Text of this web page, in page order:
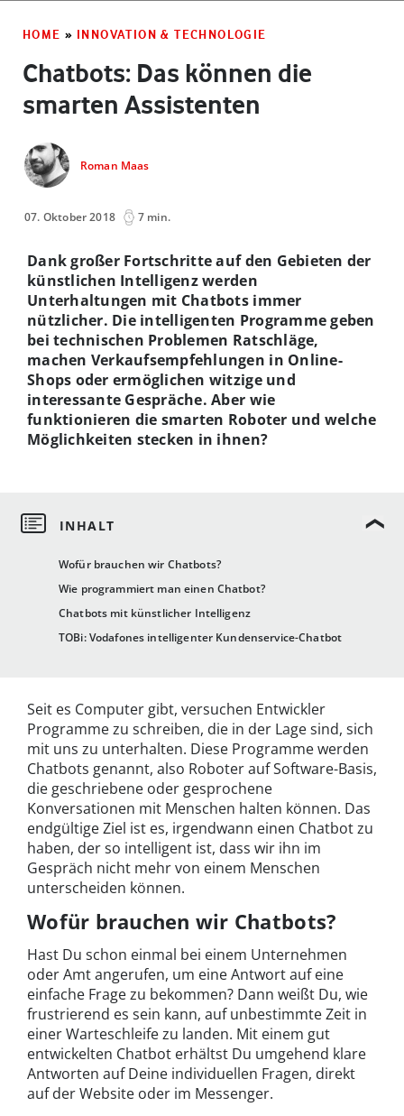
HOME » INNOVATION & TECHNOLOGIE
Chatbots: Das können die
smarten Assistenten
Roman Maas
07. Oktober 2018 7 min.
Wofür brauchen wir Chatbots?
Wie programmiert man einen Chatbot?
Chatbots mit künstlicher Intelligenz
TOBi: Vodafones intelligenter Kundenservice-Chatbot
Dank großer Fortschritte auf den Gebieten der
künstlichen Intelligenz werden
Unterhaltungen mit Chatbots immer
nützlicher. Die intelligenten Programme geben
bei technischen Problemen Ratschläge,
machen Verkaufsempfehlungen in Online-
Shops oder ermöglichen witzige und
interessante Gespräche. Aber wie
funktionieren die smarten Roboter und welche
Möglichkeiten stecken in ihnen?
Seit es Computer gibt, versuchen Entwickler
Programme zu schreiben, die in der Lage sind, sich
mit uns zu unterhalten. Diese Programme werden
Chatbots genannt, also Roboter auf Software-Basis,
die geschriebene oder gesprochene
Konversationen mit Menschen halten können. Das
endgültige Ziel ist es, irgendwann einen Chatbot zu
haben, der so intelligent ist, dass wir ihn im
Gespräch nicht mehr von einem Menschen
unterscheiden können.
Wofür brauchen wir Chatbots?
Hast Du schon einmal bei einem Unternehmen
oder Amt angerufen, um eine Antwort auf eine
einfache Frage zu bekommen? Dann weißt Du, wie
frustrierend es sein kann, auf unbestimmte Zeit in
einer Warteschleife zu landen. Mit einem gut
entwickelten Chatbot erhältst Du umgehend klare
Antworten auf Deine individuellen Fragen, direkt
auf der Website oder im Messenger.